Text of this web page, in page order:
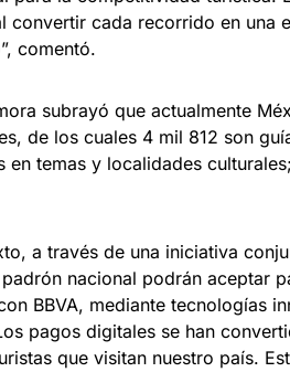
convertir cada recorrido en una
comentó.
subrayó que actualmente
de los cuales 4 mil 812 son
en temas y localidades
a través de una iniciativa
nacional podrán aceptar
BBVA, mediante tecnologías
pagos digitales se han
que visitan nuestro país.